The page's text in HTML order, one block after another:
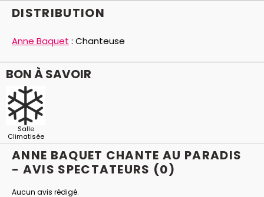
DISTRIBUTION
Anne Baquet : Chanteuse
BON À SAVOIR
Salle
Climatisée
ANNE BAQUET CHANTE AU PARADIS
- AVIS SPECTATEURS (0)
Aucun avis rédigé.